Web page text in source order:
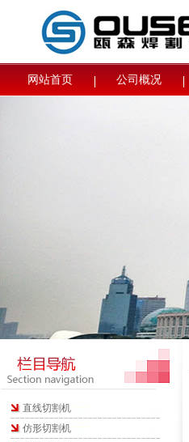
网站首页 公司概况
直线切割机
仿形切割机